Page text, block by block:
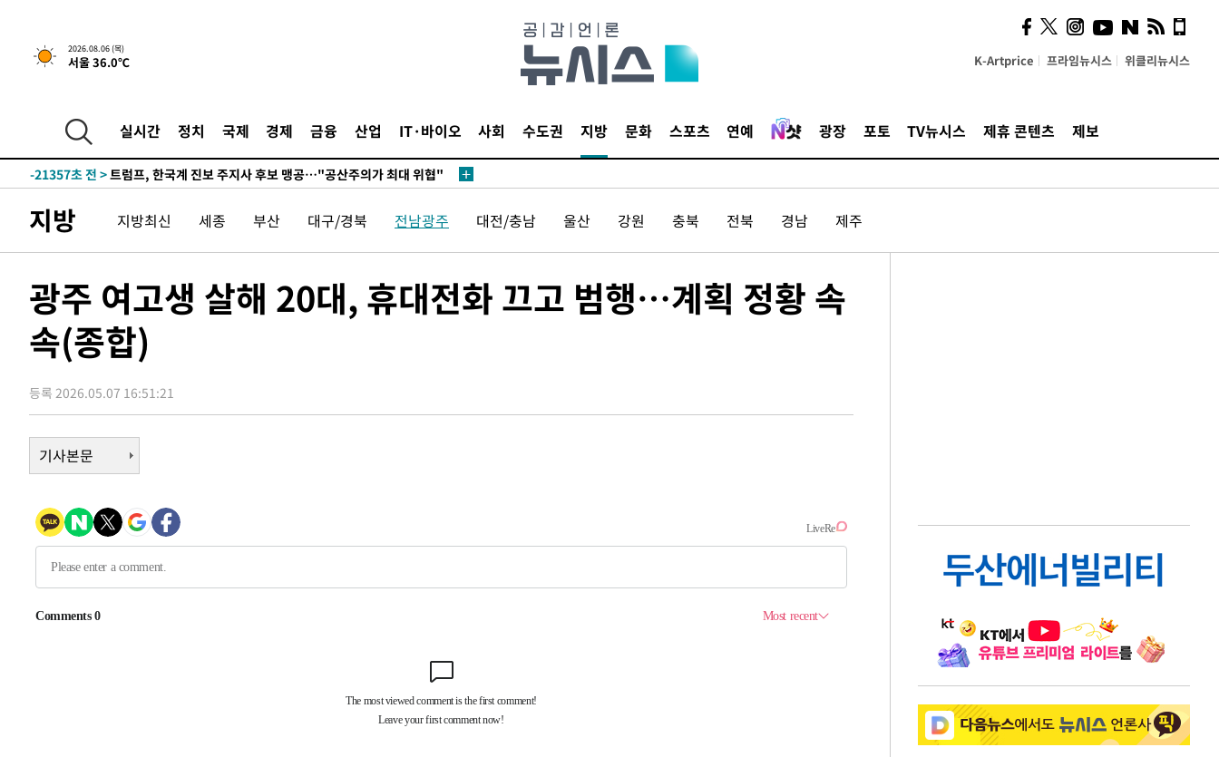
2026.08.06 (목)
서울 36.0℃ K-Artprice 프라임뉴시스 위클리뉴시스
실시간 정치 국제 경제 금융 산업 IT·바이오 사회 수도권 지방 문화 스포츠 연예 광장 포토 TV뉴시스 제휴 콘텐츠 제보
5시간 전 >[속보] "이란-오만, 호르무즈 해협 통행 항로 합의" 이란 외무부 대변인
-32074초 전 >"여기 떨어졌다"…다누리, 스페이스X 로켓 달 충돌 흔적 포착
-21720초 전 >
내일까지 39도 '펄펄'…기상청 "태풍 지나며 폭염 잠시 꺾인다"
-21357초 전 >
-21335초 전 >"美간섭에 합의 지연"…트럼프, '이란 호르무즈 통제권' 수용할까
-16552초 전 >
[속보]경찰, '홍명보 선임 논란' 대한축구협회·축구회관 등 압수수
-15939초 전 >[속보]산업장관 "美무역법 제301조 과잉생산 결과 발표 8월 중 예
-15004초 전 >[속보]전남광주 초대 시민추천 부시장에 백승주·윤난실
-12565초 전 >서울 열대야 15일째 지속…비공식 '초열대야' 30도 넘어
-11132초 전 > [속보]코스닥, 2.15포인트(0.27%) 내린 797.44 출발
-7562초 전 >6월 경상수지 497.3억 달러…두 달 연속 사상 최대
-4875초 전 >
미 워싱턴주 스포캔 시의 통제불능 3개 산불, 방화선 일부 구축
49분 전 >[속보] 호르무즈 해협 이란-오만 협상 기대속 뉴욕증시 혼조 마감 다우
1시간 전 > [속보] 이란 대통령 "지금 최고지도자와 소통하기가 매우 어려워" 취임
3년 인터뷰
5시간 전 >[속보] "이란-오만, 호르무즈 해협 통행 항로 합의" 이란 외무부 대변인
"美간섭에 합의 지연"…트럼프, '이란 호르무즈 통제권' 수용할까
[속보]산업장관 "李정부, 원전 반대 안해…안정 전력 위해 불가피"
[속보]경찰, '홍명보 선임 논란' 대한축구협회·축구회관 등 압수수
지방 지방최신 세종 부산 대구/경북 전남광주 대전/충남 울산 강원 충북 전북 경남 제주
광주 여고생 살해 20대, 휴대전화 끄고 범행…계획 정황 속
속(종합)
등록 2026.05.07 16:51:21
기사본문